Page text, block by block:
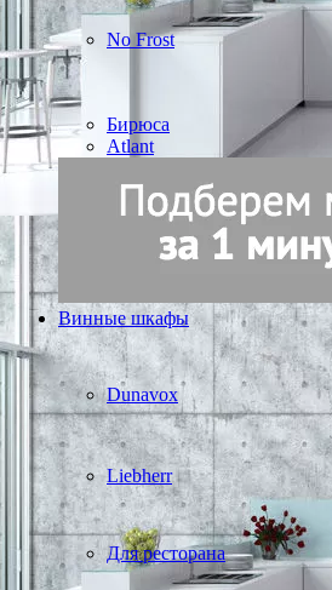
No Frost
Бирюса
Atlant
Винные шкафы
Dunavox
Liebherr
Для ресторана